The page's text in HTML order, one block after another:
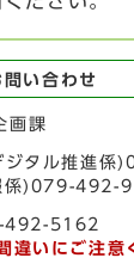
問い合わせ
画課
ジタル推進係
)079-492-
492-5162
違いにご注意